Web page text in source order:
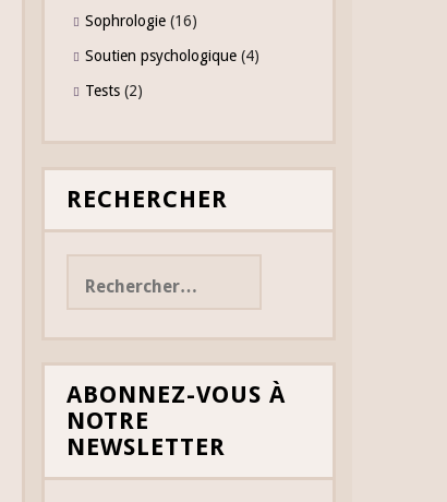
Sophrologie (16)
Soutien psychologique (4)
Tests (2)
RECHERCHER
ABONNEZ-VOUS À
NOTRE
NEWSLETTER